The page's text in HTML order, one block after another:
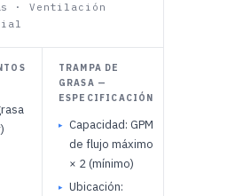
· Ventilación
TRAMPA DE
GRASA —
ESPECIFICACIÓN
Capacidad: GPM
de flujo máximo
× 2 (mínimo)
Ubicación: